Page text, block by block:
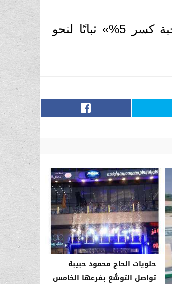
وبلغت أسعار الأرز الأبيض البلدي رفيع الحبة كسر 5%» ثباتًا لنحو
حلويات الحاج محمود حبيبة
تواصل التوسُّع بفرعها الخامس